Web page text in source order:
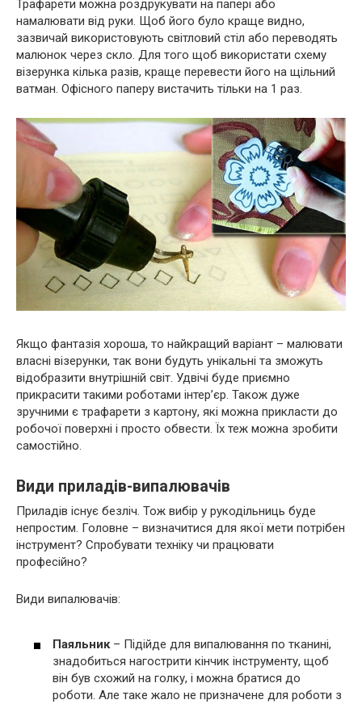
Трафарети можна роздрукувати на папері або
намалювати від руки. Щоб його було краще видно,
зазвичай використовують світловий стіл або переводять
малюнок через скло. Для того щоб використати схему
візерунка кілька разів, краще перевести його на щільний
ватман. Офісного паперу вистачить тільки на 1 раз.
Якщо фантазія хороша, то найкращий варіант – малювати
власні візерунки, так вони будуть унікальні та зможуть
відобразити внутрішній світ. Удвічі буде приємно
прикрасити такими роботами інтер’єр. Також дуже
зручними є трафарети з картону, які можна прикласти до
робочої поверхні і просто обвести. Їх теж можна зробити
самостійно.
Види приладів-випалювачів
Приладів існує безліч. Тож вибір у рукодільниць буде
непростим. Головне – визначитися для якої мети потрібен
інструмент? Спробувати техніку чи працювати
професійно?
Види випалювачів:
Паяльник– Підійде для випалювання по тканині,
знадобиться нагострити кінчик інструменту, щоб
він був схожий на голку, і можна братися до
роботи. Але таке жало не призначене для роботи з